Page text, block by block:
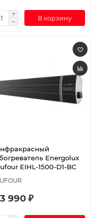
В корзину
Energolux
EIHL-1500-D1-BC
990 ₽